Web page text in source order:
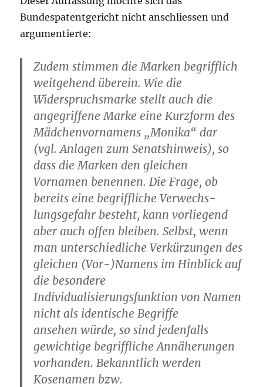
Bundespatentgericht nicht anschliessen und
argumentierte:
Zudem stimmen die Marken begrifflich
weitgehend überein. Wie die
Widerspruchsmarke stellt auch die
angegriffene Marke eine Kurzform des
Mädchenvornamens „Monika“ dar
(vgl. Anlagen zum Senatshinweis), so
dass die Marken den gleichen
Vornamen benennen. Die Frage, ob
bereits eine begriffliche Verwechs-
lungsgefahr besteht, kann vorliegend
aber auch offen bleiben. Selbst, wenn
man unterschiedliche Verkürzungen des
gleichen (Vor-)Namens im Hinblick auf
die besondere
Individualisierungsfunktion von Namen
nicht als identische Begriffe
ansehen würde, so sind jedenfalls
gewichtige begriffliche Annäherungen
vorhanden. Bekanntlich werden
Kosenamen bzw.